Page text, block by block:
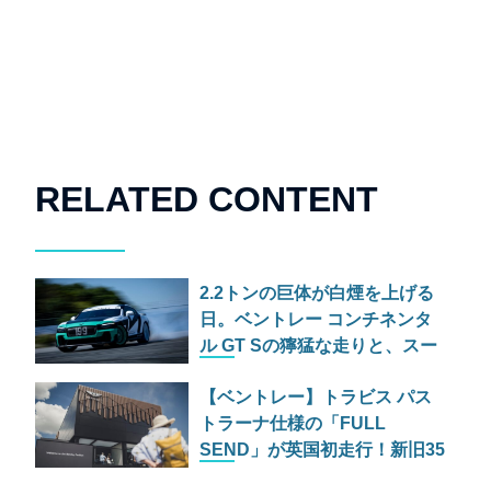
RELATED CONTENT
2.2トンの巨体が白煙を上げる
日。ベントレー コンチネンタ
ル GT Sの獰猛な走りと、スー
【ベントレー】トラビス パス
トラーナ仕様の「FULL
SEND」が英国初走行！新旧35